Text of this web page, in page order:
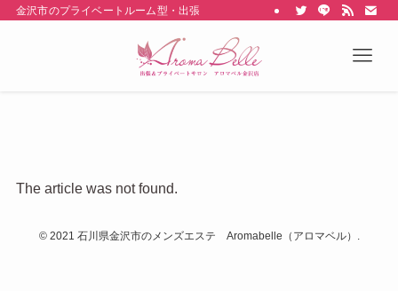
金沢市のプライベートルーム型・出張型のメンズエステ Aroma belle（アロ
The article was not found.
©2021 石川県金沢市のメンズエステ Aromabelle（アロマベル）.